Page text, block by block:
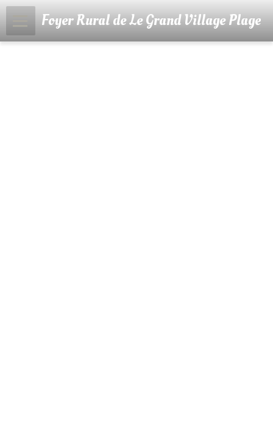
Foyer Rural de Le Grand Village Plage